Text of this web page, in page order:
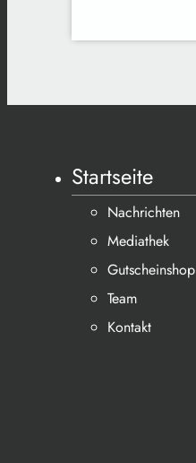
Startseite
Nachrichten
Mediathek
Gutscheinshop
Team
Kontakt